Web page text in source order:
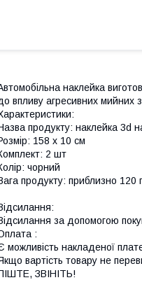
наклейка
впливу агресивних мийних
продукту: наклейка 3d
158 х 10 см
2 шт
чорний
продукту: приблизно 120 г
за допомогою
:
можливість накладеної
вартість товару не
ЗВІНІТЬ!